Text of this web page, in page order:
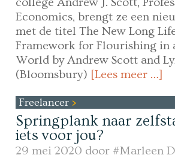
Economics, brengt ze een
met de titel The New Long
Framework for Flourishing in
World by Andrew Scott and
(Bloomsbury) [Lees meer …]
Freelancer
Springplank naar
iets voor jou?
29 mei 2020 door #Marleen